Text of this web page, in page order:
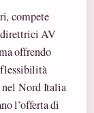
compete
AV
offrendo
nel Nord Italia
l’offerta di